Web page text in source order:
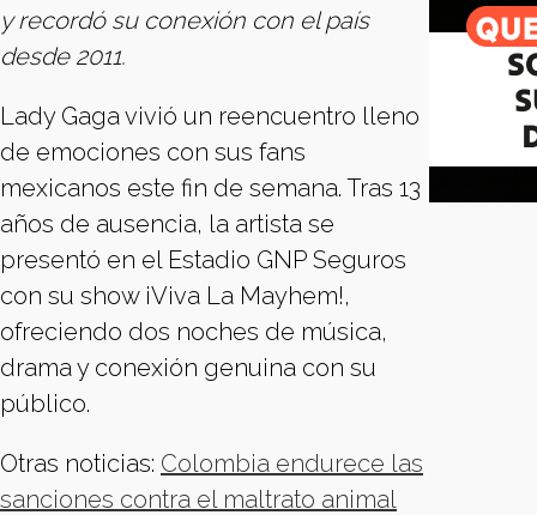
y recordó su conexión con el país
desde 2011.
Lady Gaga vivió un reencuentro lleno
de emociones con sus fans
mexicanos este fin de semana. Tras 13
años de ausencia, la artista se
presentó en el Estadio GNP Seguros
con su show ¡Viva La Mayhem!,
ofreciendo dos noches de música,
drama y conexión genuina con su
público.
Otras noticias: Colombia endurece las
sanciones contra el maltrato animal